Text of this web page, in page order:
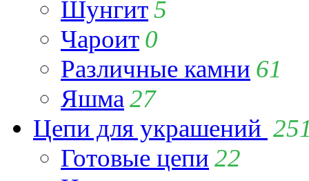
Шунгит5
Чароит 0
Различные камни 61
Яшма 27
Цепи для украшений
Готовые цепи 22